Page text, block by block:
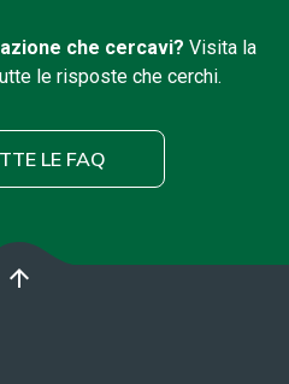
che cercavi? Visita la
le risposte che cerchi.
LE FAQ
arrow_upward